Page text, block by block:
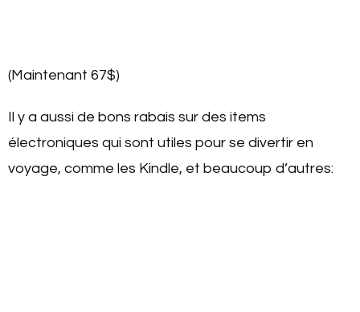
(Maintenant 67$)
Il y a aussi de bons rabais sur des items
électroniques qui sont utiles pour se divertir en
voyage, comme les Kindle, et beaucoup d’autres: